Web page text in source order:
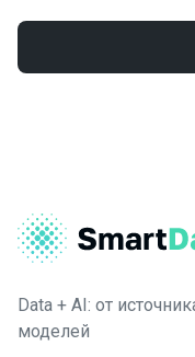
Data + AI: от
моделей